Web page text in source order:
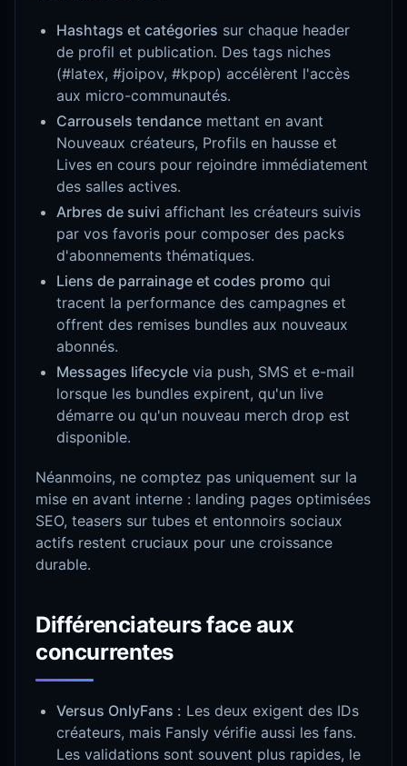
Hashtags et catégories sur chaque header
de profil et publication. Des tags niches
(#latex, #joipov, #kpop) accélèrent l'accès
aux micro-communautés.
Carrousels tendancemettant en avant
Nouveaux créateurs, Profils en hausse et
Lives en cours pour rejoindre immédiatement
des salles actives.
Arbres de suivi affichant les créateurs suivis
par vos favoris pour composer des packs
d'abonnements thématiques.
Liens de parrainage et codes promo qui
tracent la performance des campagnes et
offrent des remises bundles aux nouveaux
abonnés.
Messages lifecyclevia push, SMS et e-mail
lorsque les bundles expirent, qu'un live
démarre ou qu'un nouveau merch drop est
disponible.
Néanmoins, ne comptez pas uniquement sur la
mise en avant interne : landing pages optimisées
SEO, teasers sur tubes et entonnoirs sociaux
actifs restent cruciaux pour une croissance
durable.
Différenciateurs face aux
concurrentes
Versus OnlyFans : Les deux exigent des IDs
créateurs, mais Fansly vérifie aussi les fans.
Les validations sont souvent plus rapides, le